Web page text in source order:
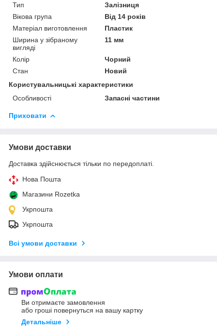
Тип
Залізниця
Вікова група
Від 14 років
Матеріал виготовлення
Пластик
Ширина у зібраному
вигляді
11 мм
Колір
Чорний
Стан
Новий
Користувальницькі характеристики
Особливості
Запасні частини
Приховати
Умови доставки
Доставка здійснюється тільки по передоплаті.
Нова Пошта
Магазини Rozetka
Укрпошта
Укрпошта
Всі умови доставки
Умови оплати
Ви отримаєте замовлення
або гроші повернуться на вашу картку
Детальніше